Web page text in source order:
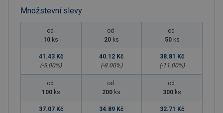
Množstevní slevy
od
10 ks
41.43 Kč
(-5.00%)
od
20 ks
40.12 Kč
(-8.00%)
od
50 ks
38.81 Kč
(-11.00%)
od
100 ks
37.07 Kč
od
200 ks
34.89 Kč
od
300 ks
32.71 Kč